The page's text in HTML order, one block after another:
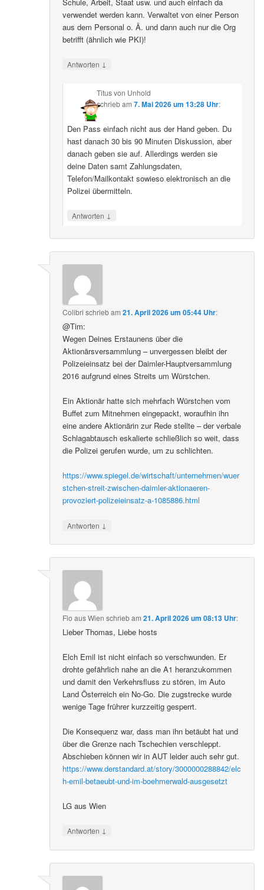
verwendet werden kann. Verwaltet von einer Person
aus dem Personal o. Ä. und dann auch nur die Org
betrifft (ähnlich wie PKI)!
Antworten ↓
Titus von Unhold
schriebam 7. Mai 2026 um 13:28 Uhr:
Den Pass einfach nicht aus der Hand geben. Du
hast danach 30 bis 90 Minuten Diskussion, aber
danach geben sie auf. Allerdings werden sie
deine Daten samt Zahlungsdaten,
Telefon/Mailkontakt sowieso elektronisch an die
Polizei übermitteln.
Antworten ↓
Colibri schriebam21. April 2026 um 05:44 Uhr:
@Tim:
Wegen Deines Erstaunens über die
Aktionärsversammlung – unvergessen bleibt der
Polizeieinsatz bei der Daimler-Hauptversammlung
2016 aufgrund eines Streits um Würstchen.
Ein Aktionär hatte sich mehrfach Würstchen vom
Buffet zum Mitnehmen eingepackt, woraufhin ihn
eine andere Aktionärin zur Rede stellte – der verbale
Schlagabtausch eskalierte schließlich so weit, dass
die Polizei gerufen wurde, um zu schlichten.
https://www.spiegel.de/wirtschaft/unternehmen/wuer
stchen-streit-zwischen-daimler-aktionaeren-
provoziert-polizeieinsatz-a-1085886.html
Antworten ↓
Flo aus Wien schriebam21. April 2026 um 08:13 Uhr:
Lieber Thomas, Liebe hosts
Elch Emil ist nicht einfach so verschwunden. Er
drohte gefährlich nahe an die A1 heranzukommen
und damit den Verkehrsfluss zu stören, im Auto
Land Österreich ein No-Go. Die zugstrecke wurde
wenige Tage frührer kurzzeitig gesperrt.
Die Konsequenz war, dass man ihn betäubt hat und
über die Grenze nach Tschechien verschleppt.
Abschieben können wir in AUT leider auch sehr gut.
https://www.derstandard.at/story/3000000288842/elc
h-emil-betaeubt-und-im-boehmerwald-ausgesetzt
LG aus Wien
Antworten ↓